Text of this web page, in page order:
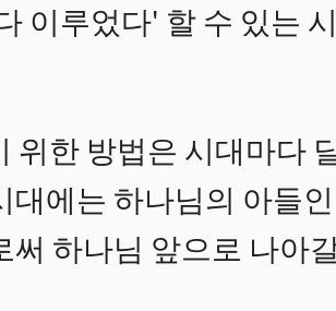
이루었다' 할 수 있는
위한 방법은 시대마다
에는 하나님의 아들
하나님 앞으로 나아